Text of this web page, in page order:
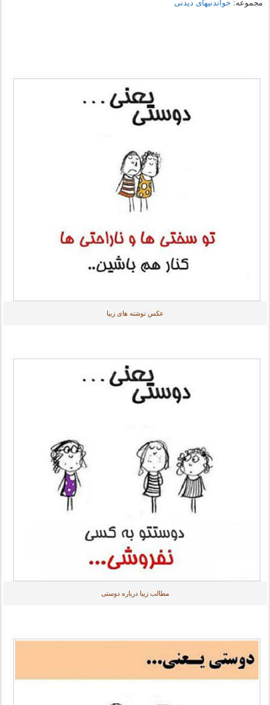
مجموعه: خواندنیهای دیدنی
عکس نوشته های زیبا
مطالب زیبا درباره دوستی